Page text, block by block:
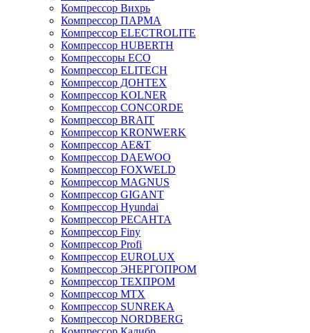
Компрессор Вихрь
Компрессор ПАРМА
Компрессор ELECTROLITE
Компрессор HUBERTH
Компрессоры ECO
Компрессор ELITECH
Компрессор ДОНТЕХ
Компрессор KOLNER
Компрессор CONCORDE
Компрессор BRAIT
Компрессор KRONWERK
Компрессор AE&T
Компрессор DAEWOO
Компрессор FOXWELD
Компрессор MAGNUS
Компрессор GIGANT
Компрессор Hyundai
Компрессор РЕСАНТА
Компрессор Finy
Компрессор Profi
Компрессор EUROLUX
Компрессор ЭНЕРГОПРОМ
Компрессор ТЕХПРОМ
Компрессор MTX
Компрессор SUNREKA
Компрессор NORDBERG